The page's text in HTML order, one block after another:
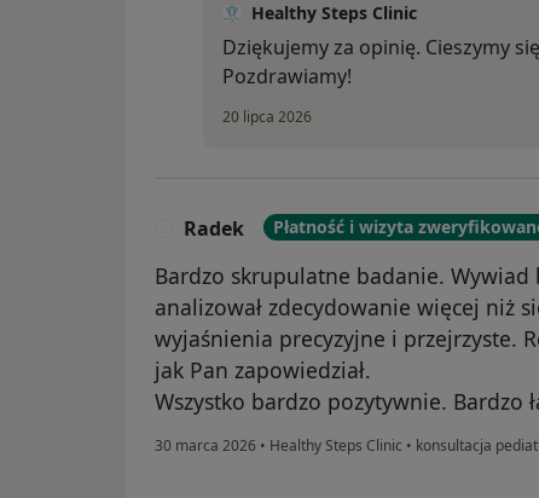
Healthy Steps Clinic
Dziękujemy za opinię. Cieszymy
Pozdrawiamy!
20 lipca 2026
Radek Płatność i wizyta
Bardzo skrupulatne badanie. Wywiad
analizował zdecydowanie więcej niż
wyjaśnienia precyzyjne i przejrzyste.
jak Pan zapowiedział.
Wszystko bardzo pozytywnie. Bardzo
30 marca 2026 • Healthy Steps Clinic • konsultacja